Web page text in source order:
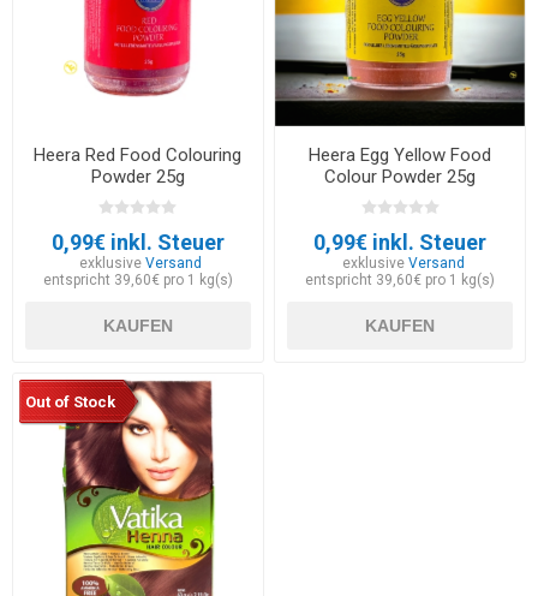
Heera Red Food Colouring
Powder 25g
0,99€ inkl. Steuer
exklusiveVersand
entspricht 39,60€ pro 1 kg(s)
KAUFEN
Heera Egg Yellow Food
Colour Powder 25g
0,99€ inkl. Steuer
exklusive Versand
entspricht 39,60€ pro 1 kg(s)
KAUFEN
Out of Stock